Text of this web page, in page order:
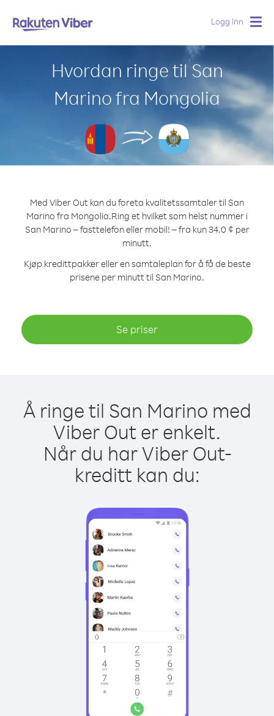
Logg Inn
Hvordan ringe til San
Marino fra Mongolia
Med Viber Out kan du foreta kvalitetssamtaler til San
Marino fra Mongolia.Ring et hvilket som helst nummer i
San Marino – fasttelefon eller mobil! – fra kun 34.0 ¢ per
minutt.
Kjøp kredittpakker eller en samtaleplan for å få de beste
prisene per minutt til San Marino.
Se priser
Å ringe til San Marino med
Viber Out er enkelt.
Når du har Viber Out-
kreditt kan du: